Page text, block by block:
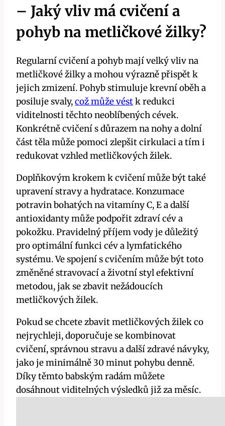
– Jaký vliv má ‍cvičení a
pohyb na metličkové žilky?
Regularní cvičení a pohyb mají velký vliv na
metličkové žilky a mohou výrazně ⁤přispět k
‍jejich zmizení. Pohyb stimuluje krevní ​oběh ‌a
posiluje svaly,což může véstk redukci
viditelnosti těchto⁤ neoblíbených cévek.
Konkrétně cvičení s důrazem na⁢ nohy a dolní
část těla ⁢může pomoci​ zlepšit cirkulaci a⁣ tím i
redukovat vzhled metličkových ⁤žilek.
Doplňkovým krokem k cvičení může⁤ být také
upravení stravy a⁣ hydratace. Konzumace
potravin bohatých na vitamíny‍ C, E a další
antioxidanty může podpořit zdraví cév a
pokožku. Pravidelný příjem vody je důležitý
pro optimální funkci‍ cév a lymfatického
systému. Ve spojení s cvičením může být toto‌
změněné stravovací a životní styl efektivní⁤
metodou, ‌jak se zbavit nežádoucích
metličkových žilek.
Pokud se chcete zbavit metličkových žilek co
nejrychleji, doporučuje se ⁤kombinovat
cvičení, správnou stravu a další zdravé návyky,
jako je minimálně 30 minut pohybu denně.
Díky těmto⁤ babským radám ⁤můžete
dosáhnout viditelných výsledků ‌již za měsíc.